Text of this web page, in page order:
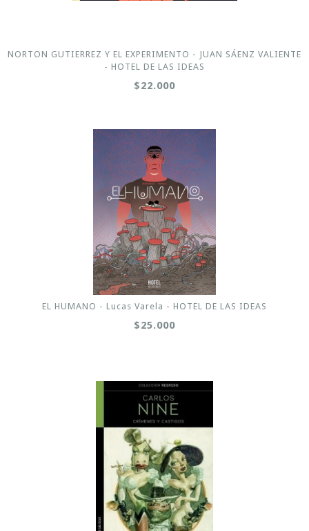
NORTON GUTIERREZ Y EL EXPERIMENTO - JUAN SÁENZ VALIENTE
- HOTEL DE LAS IDEAS
$22.000
EL HUMANO - Lucas Varela - HOTEL DE LAS IDEAS
$25.000